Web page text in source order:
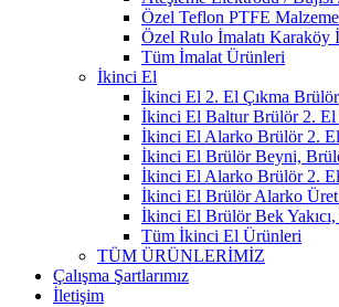
Özel Teflon PTFE
Özel Rulo İmalatı Karaköy
Tüm İmalat Ürünleri
İkinci El
İkinci El 2. El Çıkma Brülör
İkinci El Baltur Brülör 2. El
İkinci El Alarko Brülör 2. El
İkinci El Brülör Beyni,
İkinci El Alarko Brülör 2. El
İkinci El Brülör Alarko
İkinci El Brülör Bek
Tüm İkinci El Ürünleri
TÜM ÜRÜNLERİMİZ
Çalışma Şartlarımız
İletişim